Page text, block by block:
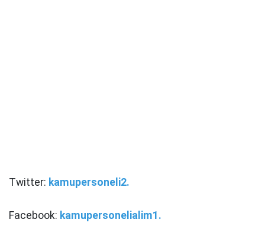
Twitter: kamupersoneli2.
Facebook: kamupersonelialim1.